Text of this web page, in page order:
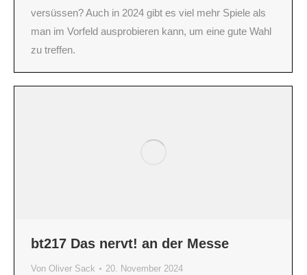
versüssen? Auch in 2024 gibt es viel mehr Spiele als
man im Vorfeld ausprobieren kann, um eine gute Wahl
zu treffen.
bt217 Das nervt! an der Messe
Von Oliver Sack 20. November 2024